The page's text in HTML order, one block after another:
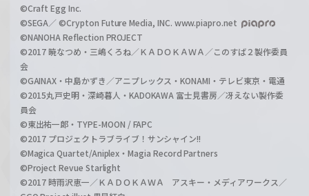
©Craft Egg Inc.
©SEGA／ ©Crypton Future Media, INC. www.piapro.net
©NANOHA Reflection PROJECT
©2017 暁なつめ・三嶋くろね／ＫＡＤＯＫＡＷＡ／このすば２製作委員
会
©GAINAX・中島かずき／アニプレックス・KONAMI・テレビ東京・電通
©2015丸戸史明・深崎暮人・KADOKAWA 富士見書房／冴えない製作委
員会
©東出祐一郎・TYPE-MOON / FAPC
©2017 プロジェクトラブライブ！サンシャイン!!
©Magica Quartet/Aniplex・Magia Record Partners
©Project Revue Starlight
©2017 時雨沢恵一／ＫＡＤＯＫＡＷＡ アスキー・メディアワークス／